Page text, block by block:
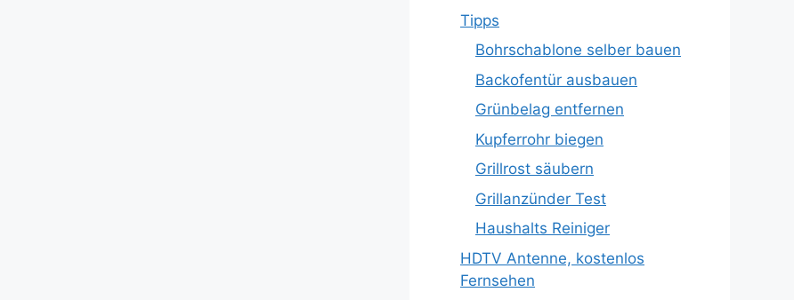
Tipps
Bohrschablone selber bauen
Backofentür ausbauen
Grünbelag entfernen
Kupferrohr biegen
Grillrost säubern
Grillanzünder Test
Haushalts Reiniger
HDTV Antenne, kostenlos
Fernsehen